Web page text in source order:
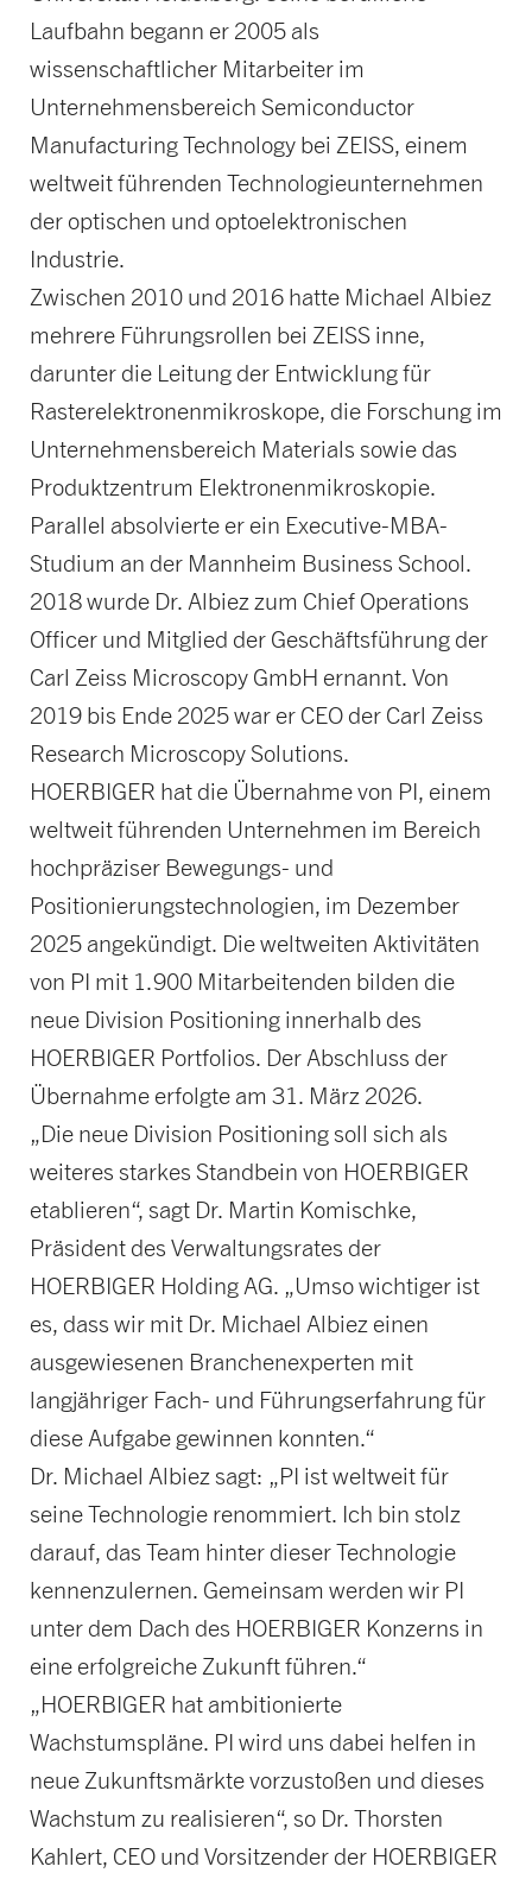
Laufbahn begann er 2005 als
wissenschaftlicher Mitarbeiter im
Unternehmensbereich Semiconductor
Manufacturing Technology bei ZEISS, einem
weltweit führenden Technologieunternehmen
der optischen und optoelektronischen
Industrie.
Zwischen 2010 und 2016 hatte Michael Albiez
mehrere Führungsrollen bei ZEISS inne,
darunter die Leitung der Entwicklung für
Rasterelektronenmikroskope, die Forschung im
Unternehmensbereich Materials sowie das
Produktzentrum Elektronenmikroskopie.
Parallel absolvierte er ein Executive-MBA-
Studium an der Mannheim Business School.
2018 wurde Dr. Albiez zum Chief Operations
Officer und Mitglied der Geschäftsführung der
Carl Zeiss Microscopy GmbH ernannt. Von
2019 bis Ende 2025 war er CEO der Carl Zeiss
Research Microscopy Solutions.
HOERBIGER hat die Übernahme von PI, einem
weltweit führenden Unternehmen im Bereich
hochpräziser Bewegungs- und
Positionierungstechnologien, im Dezember
2025 angekündigt. Die weltweiten Aktivitäten
von PI mit 1.900 Mitarbeitenden bilden die
neue Division Positioning innerhalb des
HOERBIGER Portfolios. Der Abschluss der
Übernahme erfolgte am 31. März 2026.
„Die neue Division Positioning soll sich als
weiteres starkes Standbein von HOERBIGER
etablieren“, sagt Dr. Martin Komischke,
Präsident des Verwaltungsrates der
HOERBIGER Holding AG. „Umso wichtiger ist
es, dass wir mit Dr. Michael Albiez einen
ausgewiesenen Branchenexperten mit
langjähriger Fach- und Führungserfahrung für
diese Aufgabe gewinnen konnten.“
Dr. Michael Albiez sagt: „PI ist weltweit für
seine Technologie renommiert. Ich bin stolz
darauf, das Team hinter dieser Technologie
kennenzulernen. Gemeinsam werden wir PI
unter dem Dach des HOERBIGER Konzerns in
eine erfolgreiche Zukunft führen.“
„HOERBIGER hat ambitionierte
Wachstumspläne. PI wird uns dabei helfen in
neue Zukunftsmärkte vorzustoßen und dieses
Wachstum zu realisieren“, so Dr. Thorsten
Kahlert, CEO und Vorsitzender der HOERBIGER